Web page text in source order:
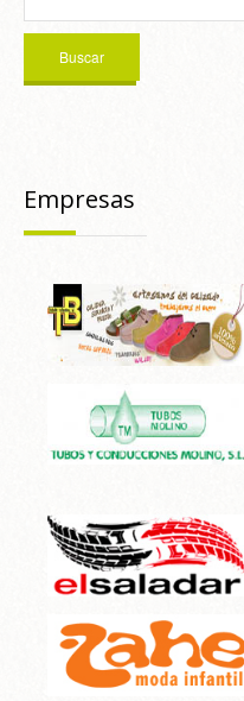
Empresas